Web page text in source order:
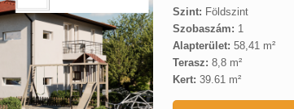
Szint: Földszint
Szobaszám: 1
Alapterület: 58,41 m²
Terasz: 8,8 m²
Kert: 39.61 m²